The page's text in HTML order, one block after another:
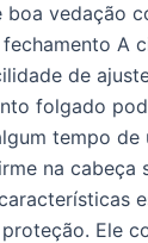
vedação
A
de
folgado
tempo de
na cabeça
Ele